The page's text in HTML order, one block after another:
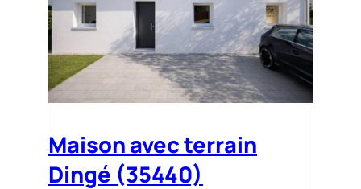
Maison avec terrain
Dingé (35440)